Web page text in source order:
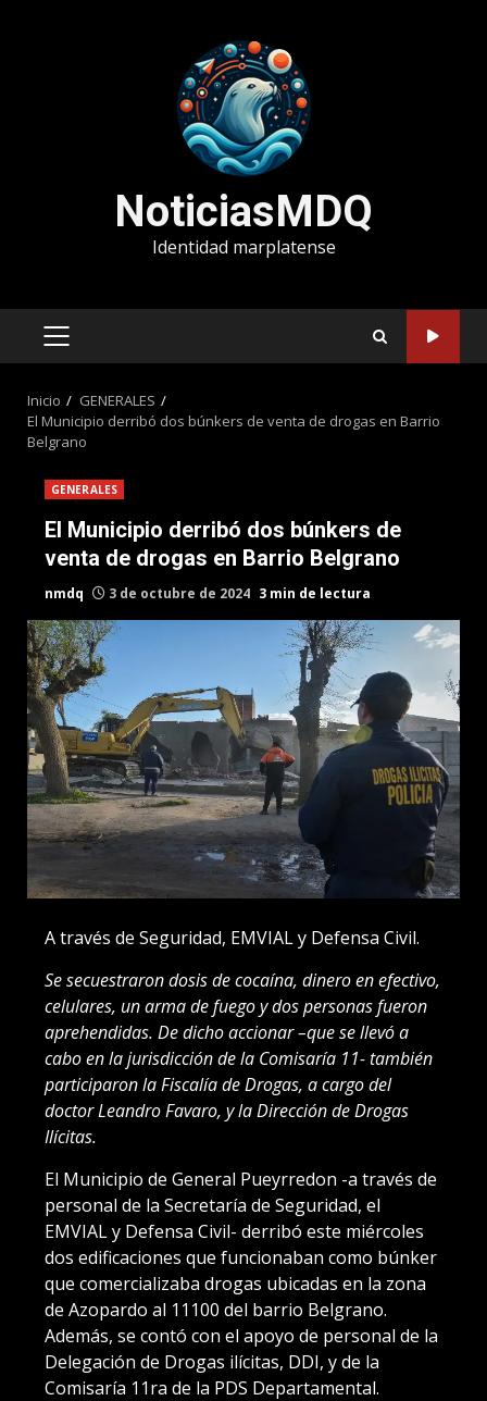
NoticiasMDQ
Identidad marplatense
MENÚ
Inicio
GENERALES
El Municipio derribó dos búnkers de venta de drogas en Barrio
Belgrano
GENERALES
El Municipio derribó dos búnkers de
venta de drogas en Barrio Belgrano
nmdq 3 de octubre de 2024 3 min de lectura
A través de Seguridad, EMVIAL y Defensa Civil.
Se secuestraron dosis de cocaína, dinero en efectivo,
celulares, un arma de fuego y dos personas fueron
aprehendidas. De dicho accionar –que se llevó a
cabo en la jurisdicción de la Comisaría 11- también
participaron la Fiscalía de Drogas, a cargo del
doctor Leandro Favaro, y la Dirección de Drogas
Ilícitas.
El Municipio de General Pueyrredon -a través de
personal de la Secretaría de Seguridad, el
EMVIAL y Defensa Civil- derribó este miércoles
dos edificaciones que funcionaban como búnker
que comercializaba drogas ubicadas en la zona
de Azopardo al 11100 del barrio Belgrano.
Además, se contó con el apoyo de personal de la
Delegación de Drogas ilícitas, DDI, y de la
Comisaría 11ra de la PDS Departamental.